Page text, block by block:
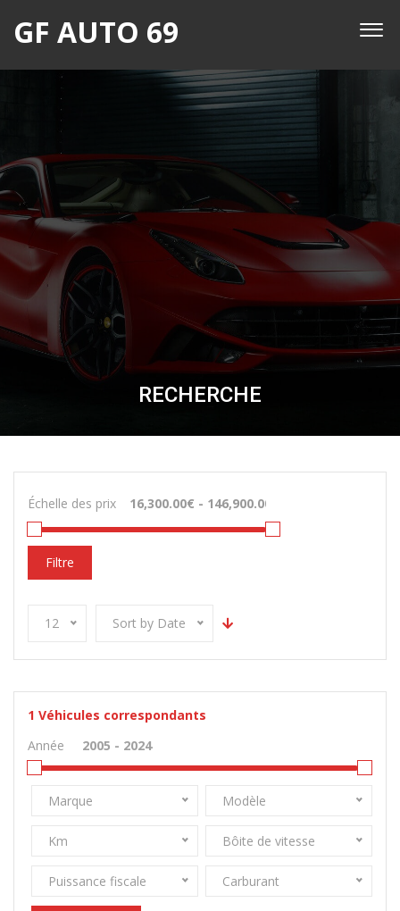
GF AUTO 69
RECHERCHE
Échelle des prix
Filtre
12 Sort by Date
1 Véhicules correspondants
Année
Marque Modèle
Km Bôite de vitesse
Puissance fiscale Carburant